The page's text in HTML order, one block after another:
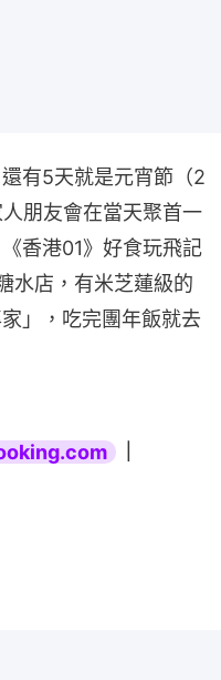
有5天就是元宵節（2
朋友會在當天聚首一
香港01》好食玩飛記
水店，有米芝蓮級的
」，吃完團年飯就去